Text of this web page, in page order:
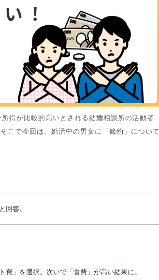
得が比較的高いとされる結婚相談所の活動者
こで今回は、婚活中の男女に「節約」について
回答。
」を選択。次いで「食費」が高い結果に。